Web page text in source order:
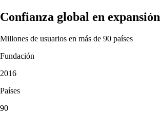
Confianza global en expansión
Millones de usuarios en más de 90 países
Fundación
2016
Países
90